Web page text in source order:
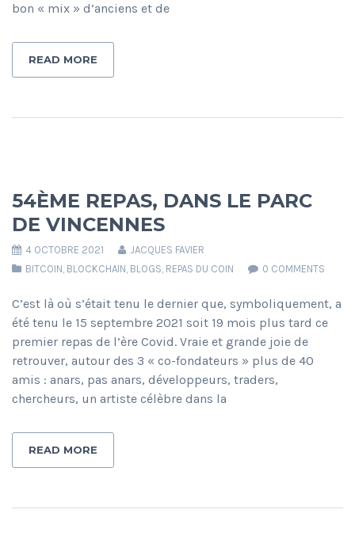
bon « mix » d’anciens et de
READ MORE
54ÈME REPAS, DANS LE PARC
DE VINCENNES
4 OCTOBRE 2021
JACQUES FAVIER
BITCOIN, BLOCKCHAIN, BLOGS, REPAS DU COIN 0 COMMENTS
C’est là où s’était tenu le dernier que, symboliquement, a
été tenu le 15 septembre 2021 soit 19 mois plus tard ce
premier repas de l’ère Covid. Vraie et grande joie de
retrouver, autour des 3 « co-fondateurs » plus de 40
amis : anars, pas anars, développeurs, traders,
chercheurs, un artiste célèbre dans la
READ MORE